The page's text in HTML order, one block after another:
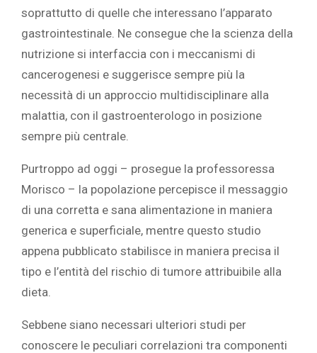
soprattutto di quelle che interessano l’apparato
gastrointestinale. Ne consegue che la scienza della
nutrizione si interfaccia con i meccanismi di
cancerogenesi e suggerisce sempre più la
necessità di un approccio multidisciplinare alla
malattia, con il gastroenterologo in posizione
sempre più centrale.
Purtroppo ad oggi – prosegue la professoressa
Morisco – la popolazione percepisce il messaggio
di una corretta e sana alimentazione in maniera
generica e superficiale, mentre questo studio
appena pubblicato stabilisce in maniera precisa il
tipo e l’entità del rischio di tumore attribuibile alla
dieta.
Sebbene siano necessari ulteriori studi per
conoscere le peculiari correlazioni tra componenti